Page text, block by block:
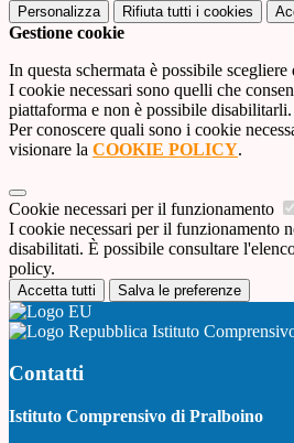
Personalizza Rifiuta tutti i cookies
Gestione cookie
In questa schermata è possibile
I cookie necessari sono quelli che
piattaforma e non è possibile disabilitarli.
Per conoscere quali sono i cookie
visionare la COOKIE POLICY.
Cookie necessari per il funzionamento
I cookie necessari per il funzionamento
disabilitati. È possibile consultare
policy.
Accetta tutti Salva le preferenze
Istituto
Contatti
Istituto Comprensivo di Pralboino